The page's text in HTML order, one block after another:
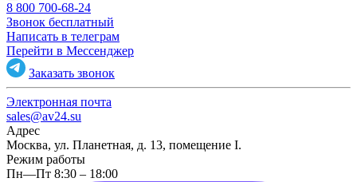
8 800 700-68-24
Звонок бесплатный
Написать в телеграм
Перейти в Мессенджер
Заказать звонок
Электронная почта
sales@av24.su
Адрес
Москва, ул. Планетная, д. 13, помещение I.
Режим работы
Пн—Пт 8:30 – 18:00